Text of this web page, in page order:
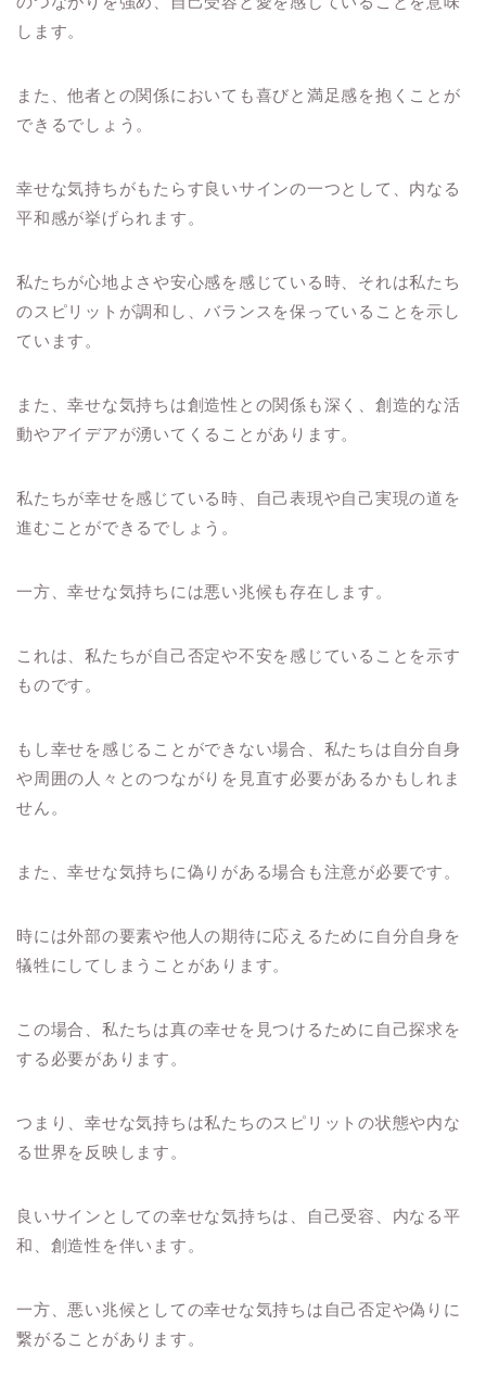
します。
また、他者との関係においても喜びと満足感を抱くことが
できるでしょう。
幸せな気持ちがもたらす良いサインの一つとして、内なる
平和感が挙げられます。
私たちが心地よさや安心感を感じている時、それは私たち
のスピリットが調和し、バランスを保っていることを示し
ています。
また、幸せな気持ちは創造性との関係も深く、創造的な活
動やアイデアが湧いてくることがあります。
私たちが幸せを感じている時、自己表現や自己実現の道を
進むことができるでしょう。
一方、幸せな気持ちには悪い兆候も存在します。
これは、私たちが自己否定や不安を感じていることを示す
ものです。
もし幸せを感じることができない場合、私たちは自分自身
や周囲の人々とのつながりを見直す必要があるかもしれま
せん。
また、幸せな気持ちに偽りがある場合も注意が必要です。
時には外部の要素や他人の期待に応えるために自分自身を
犠牲にしてしまうことがあります。
この場合、私たちは真の幸せを見つけるために自己探求を
する必要があります。
つまり、幸せな気持ちは私たちのスピリットの状態や内な
る世界を反映します。
良いサインとしての幸せな気持ちは、自己受容、内なる平
和、創造性を伴います。
一方、悪い兆候としての幸せな気持ちは自己否定や偽りに
繋がることがあります。